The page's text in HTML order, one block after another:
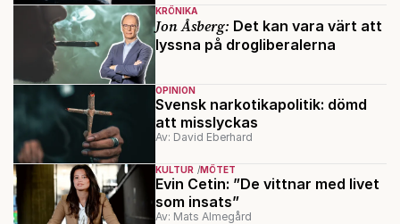
KRÖNIKA
Jon Åsberg: Det kan vara värt att
lyssna på drogliberalerna
OPINION
Svensk narkotikapolitik: dömd
att misslyckas
Av: David Eberhard
KULTUR MÖTET
Evin Cetin: ”De vittnar med livet
som insats”
Av: Mats Almegård